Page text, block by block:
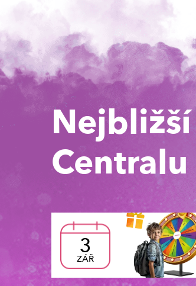
Centralu
ZÁŘ
3